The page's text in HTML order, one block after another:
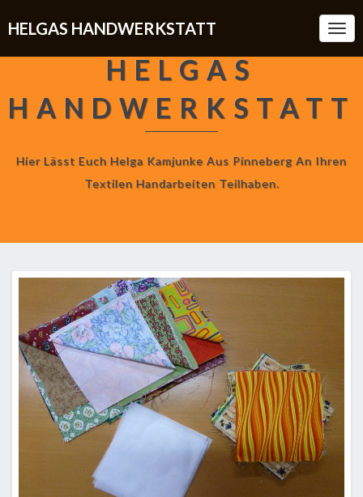
HELGAS HANDWERKSTATT
HELGAS
HANDWERKSTATT
Hier Lässt Euch Helga Kamjunke Aus Pinneberg An Ihren
Textilen Handarbeiten Teilhaben.